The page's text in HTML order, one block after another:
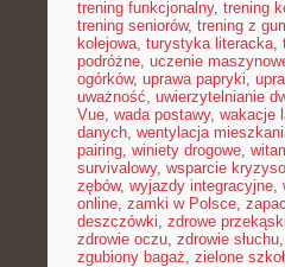
trening funkcjonalny, trening
trening seniorów, trening z
kolejowa, turystyka literacka,
podróżne, uczenie
ogórków, uprawa papryki,
uważność, uwierzytelnianie
Vue, wada postawy, wakacje
danych, wentylacja
pairing, winiety drogowe,
survivalowy, wsparcie
zębów, wyjazdy integracyjne,
online, zamki w Polsce,
deszczówki, zdrowe przekąski
zdrowie oczu, zdrowie słuchu,
zgubiony bagaż, zielone